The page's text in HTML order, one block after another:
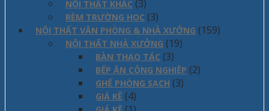
NỘI THẤT KHÁC (3)
RÈM TRƯỜNG HỌC (3)
NỘI THẤT VĂN PHÒNG & NHÀ XƯỞNG (159)
NỘI THẤT NHÀ XƯỞNG (19)
BÀN THAO TÁC (3)
BẾP ĂN CÔNG NGHIỆP (2)
GHẾ PHÒNG SẠCH (3)
GIÁ KÊ (4)